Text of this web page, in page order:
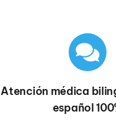
Atención médica
español